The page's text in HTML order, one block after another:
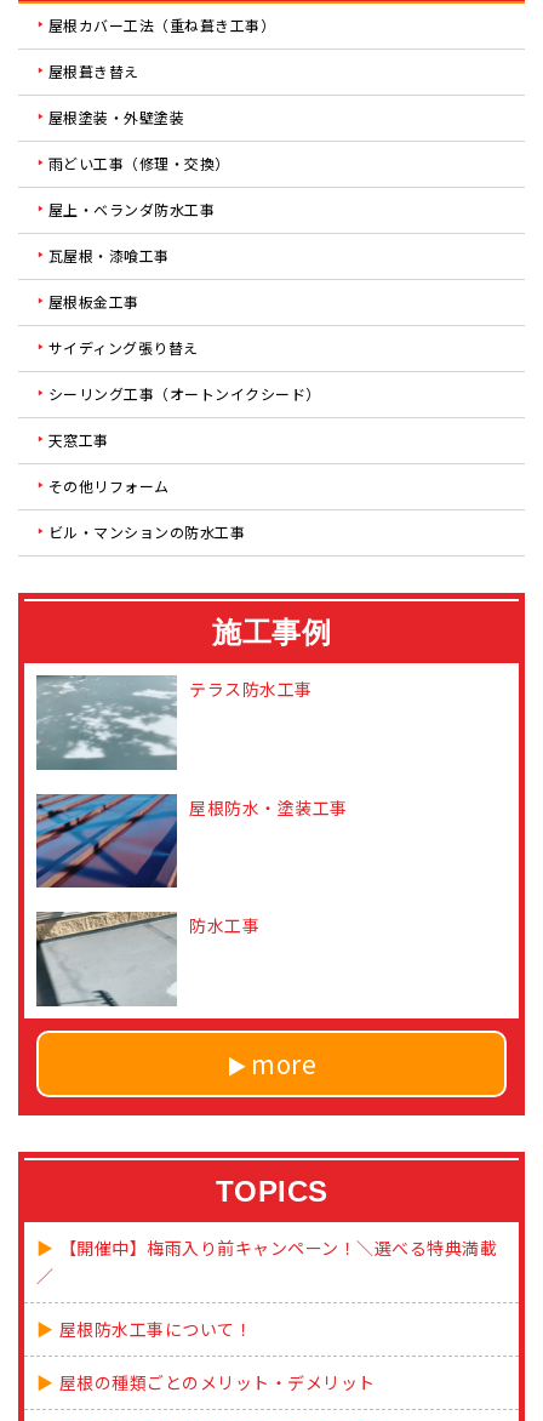
屋根カバー工法（重ね葺き工事）
屋根葺き替え
屋根塗装・外壁塗装
雨どい工事（修理・交換）
屋上・ベランダ防水工事
瓦屋根・漆喰工事
屋根板金工事
サイディング張り替え
シーリング工事（オートンイクシード）
天窓工事
その他リフォーム
ビル・マンションの防水工事
施工事例
テラス防水工事
屋根防水・塗装工事
防水工事
more
TOPICS
【開催中】梅雨入り前キャンペーン！＼選べる特典満載
／
屋根防水工事について！
屋根の種類ごとのメリット・デメリット